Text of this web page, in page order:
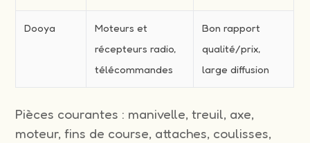
Dooya
Moteurs et
récepteurs radio,
télécommandes
Bon rapport
qualité/prix,
large diffusion
Pièces courantes : manivelle, treuil, axe,
moteur, fins de course, attaches, coulisses,